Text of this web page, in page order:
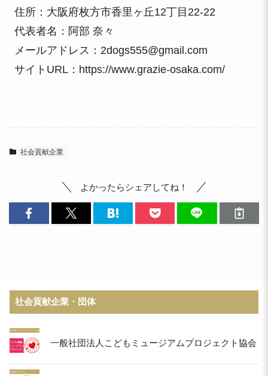
住所：大阪府枚方市香里ヶ丘12丁目22‐22
代表者名：阿部 奈々
メールアドレス：2dogs555@gmail.com
サイトURL： https://www.grazie-osaka.com/
社会貢献企業
よかったらシェアしてね！
社会貢献企業・団体
一般社団法人こどもミュージアムプロジェクト協会